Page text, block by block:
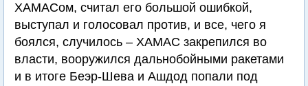
ХАМАСом, считал его большой ошибкой,
выступал и голосовал против, и все, чего я
боялся, случилось – ХАМАС закрепился во
власти, вооружился дальнобойными ракетами
и в итоге Беэр-Шева и Ашдод попали под